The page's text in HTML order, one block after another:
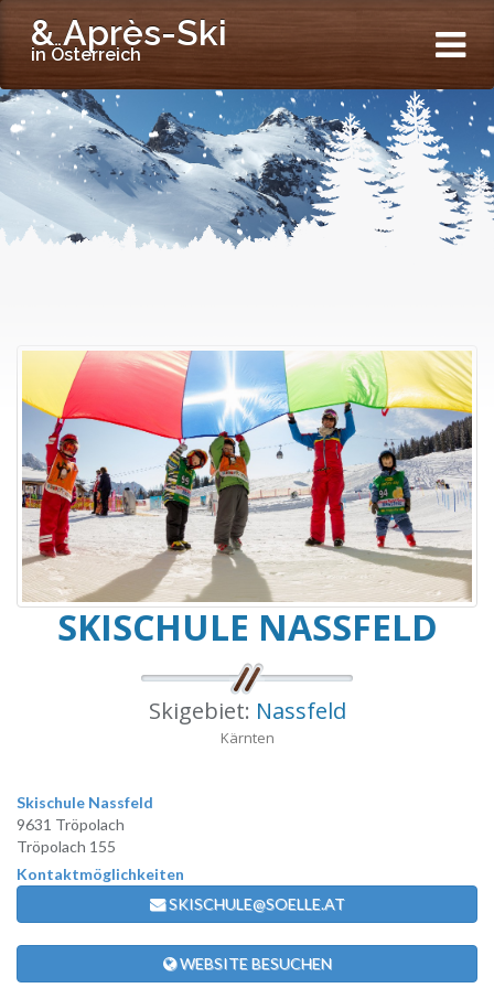
& Après-Ski
in Österreich
SKISCHULE NASSFELD
Skigebiet: Nassfeld
Kärnten
Skischule Nassfeld
9631 Tröpolach
Tröpolach 155
Kontaktmöglichkeiten
SKISCHULE@SOELLE.AT
WEBSITE BESUCHEN